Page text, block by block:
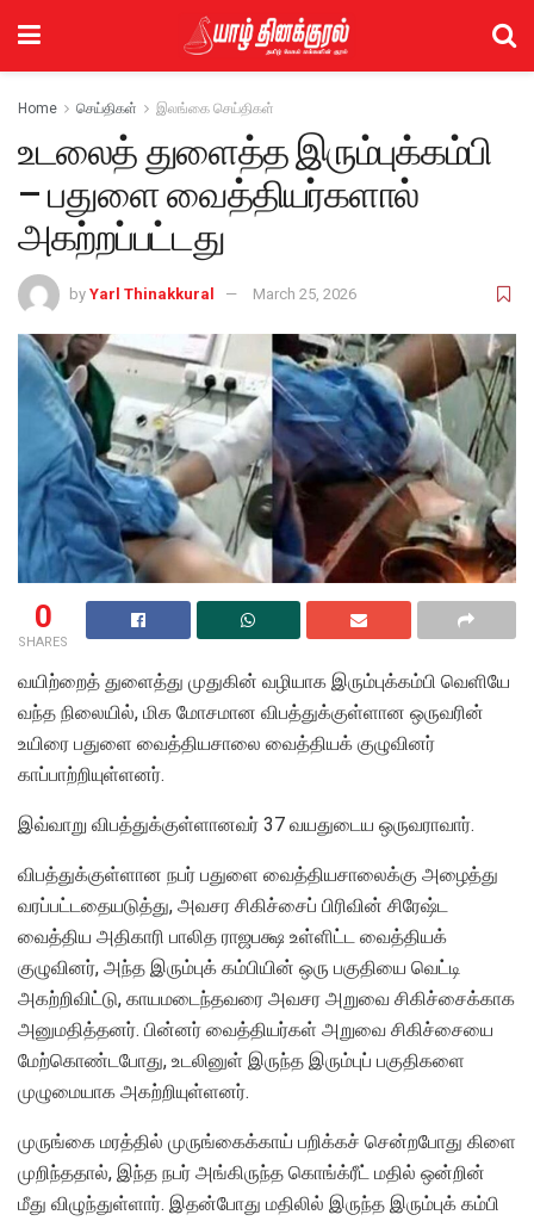
Home செய்திகள் இலங்கை செய்திகள்
உடலைத் துளைத்த இரும்புக்கம்பி
– பதுளை வைத்தியர்களால்
அகற்றப்பட்டது
by Yarl Thinakkural March 25, 2026
0
SHARES
வயிற்றைத் துளைத்து முதுகின் வழியாக இரும்புக்கம்பி வெளியே
வந்த நிலையில், மிக மோசமான விபத்துக்குள்ளான ஒருவரின்
உயிரை பதுளை வைத்தியசாலை வைத்தியக் குழுவினர்
காப்பாற்றியுள்ளனர்.
இவ்வாறு விபத்துக்குள்ளானவர் 37 வயதுடைய ஒருவராவார்.
விபத்துக்குள்ளான நபர் பதுளை வைத்தியசாலைக்கு அழைத்து
வரப்பட்டதையடுத்து, அவசர சிகிச்சைப் பிரிவின் சிரேஷ்ட
வைத்திய அதிகாரி பாலித ராஜபக்ஷ உள்ளிட்ட வைத்தியக்
குழுவினர், அந்த இரும்புக் கம்பியின் ஒரு பகுதியை வெட்டி
அகற்றிவிட்டு, காயமடைந்தவரை அவசர அறுவை சிகிச்சைக்காக
அனுமதித்தனர். பின்னர் வைத்தியர்கள் அறுவை சிகிச்சையை
மேற்கொண்டபோது, உடலினுள் இருந்த இரும்புப் பகுதிகளை
முழுமையாக அகற்றியுள்ளனர்.
முருங்கை மரத்தில் முருங்கைக்காய் பறிக்கச் சென்றபோது கிளை
முறிந்ததால், இந்த நபர் அங்கிருந்த கொங்க்ரீட் மதில் ஒன்றின்
மீது விழுந்துள்ளார். இதன்போது மதிலில் இருந்த இரும்புக் கம்பி